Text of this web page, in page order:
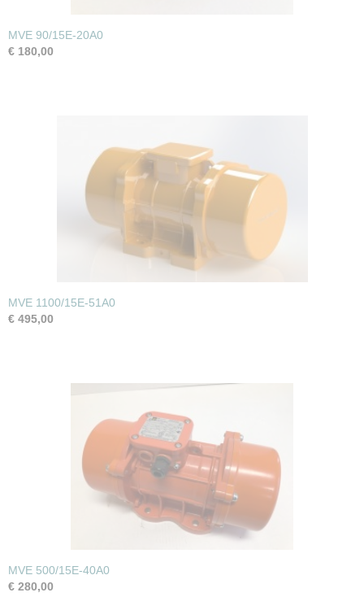
MVE 90/15E-20A0
€ 180,00
MVE 1100/15E-51A0
€ 495,00
MVE 500/15E-40A0
€ 280,00